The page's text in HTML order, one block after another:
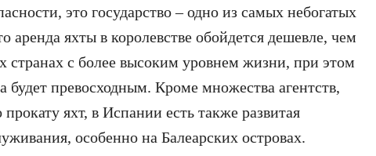
это государство – одно из самых небогатых
аренда яхты в королевстве обойдется дешевле, чем
странах с более высоким уровнем жизни, при этом
будет превосходным. Кроме множества агентств,
яхт, в Испании есть также развитая
особенно на Балеарских островах.